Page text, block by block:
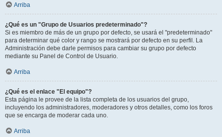
Arriba
¿Qué es un "Grupo de Usuarios predeterminado"?
Si es miembro de más de un grupo por defecto, se usará el "predeterminado"
para determinar qué color y rango se mostrará por defecto en su perfil. La
Administración debe darle permisos para cambiar su grupo por defecto
mediante su Panel de Control de Usuario.
Arriba
¿Qué es el enlace "El equipo"?
Esta página le provee de la lista completa de los usuarios del grupo,
incluyendo los administradores, moderadores y otros detalles, como los foros
que se encarga de moderar cada uno.
Arriba